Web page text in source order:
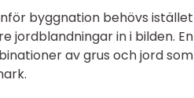
byggnation behövs istället
jordblandningar in i bilden. En
av grus och jord som